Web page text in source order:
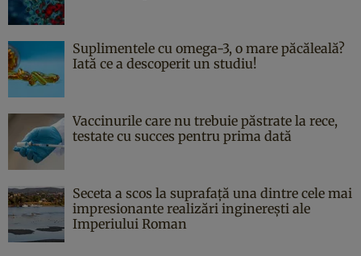
Suplimentele cu omega-3, o mare păcăleală?
Iată ce a descoperit un studiu!
Vaccinurile care nu trebuie păstrate la rece,
testate cu succes pentru prima dată
Seceta a scos la suprafață una dintre cele mai
impresionante realizări inginerești ale
Imperiului Roman